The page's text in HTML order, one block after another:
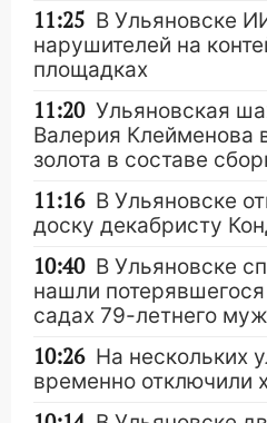
11:25 В Ульяновске
нарушителей на
площадках
11:20 Ульяновская
Валерия Клейменова
золота в составе
11:16 В Ульяновске
доску декабристу
10:40 В Ульяновске
нашли
садах 79-летнего
10:26 На нескольких
временно отключили